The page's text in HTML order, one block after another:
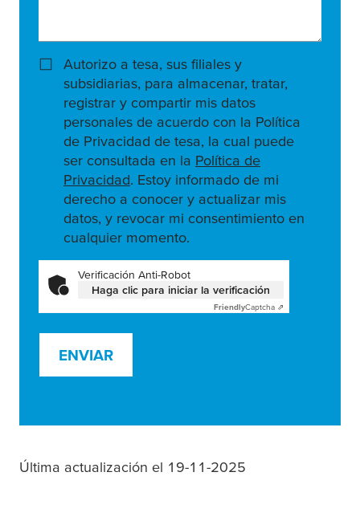
Autorizo a tesa, sus filiales y
subsidiarias, para almacenar, tratar,
registrar y compartir mis datos
personales de acuerdo con la Política
de Privacidad de tesa, la cual puede
ser consultada en la Política de
Privacidad. Estoy informado de mi
derecho a conocer y actualizar mis
datos, y revocar mi consentimiento en
cualquier momento.
Verificación Anti-Robot
Haga clic para iniciar la verificación
FriendlyCaptcha ⇗
ENVIAR
Última actualización el 19-11-2025